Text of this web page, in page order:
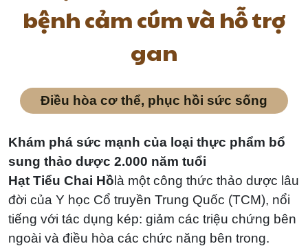
bệnh cảm cúm và hỗ trợ
gan
Điều hòa cơ thể, phục hồi sức sống
Khám phá sức mạnh của loại thực phẩm bổ
sung thảo dược 2.000 năm tuổi
Hạt Tiểu Chai Hồlà một công thức thảo dược lâu
đời của Y học Cổ truyền Trung Quốc (TCM), nổi
tiếng với tác dụng kép: giảm các triệu chứng bên
ngoài và điều hòa các chức năng bên trong.